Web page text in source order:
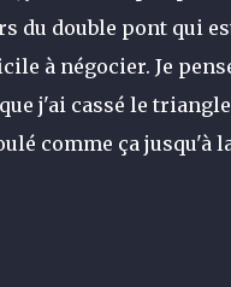
du double pont qui
à négocier. Je
j'ai cassé le
comme ça jusqu'à